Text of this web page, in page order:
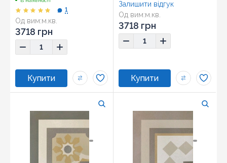
Од вим:м.кв.
Розмір:20x20
1
3718 грн
Од вим:м.кв.
Розмір:20x20
Залишити відгук
3718 грн